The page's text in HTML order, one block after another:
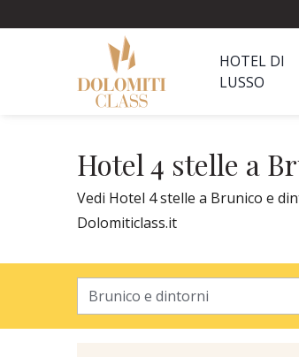
HOTEL DI
LUSSO
Hotel 4 stelle a
Vedi Hotel 4 stelle a Brunico e
Dolomiticlass.it